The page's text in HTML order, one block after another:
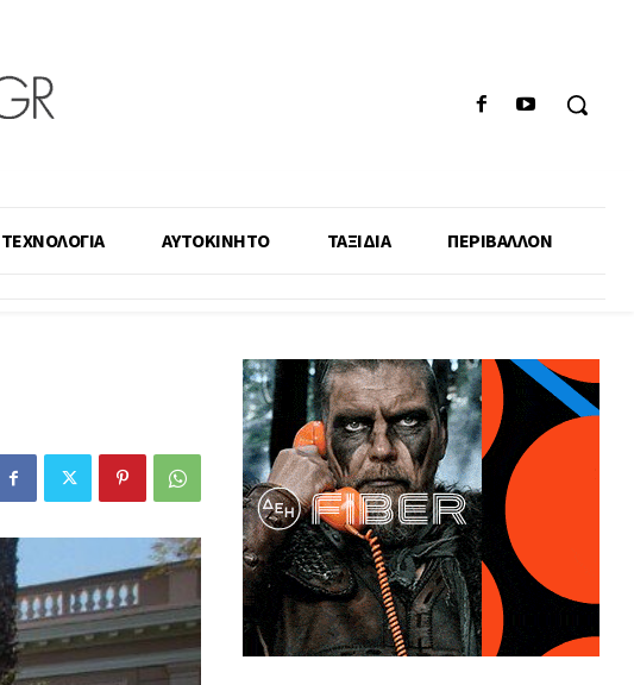
ΤΕΧΝΟΛΟΓΙΑ ΑΥΤΟΚΙΝΗΤΟ ΤΑΞΙΔΙΑ ΠΕΡΙΒΑΛΛΟΝ